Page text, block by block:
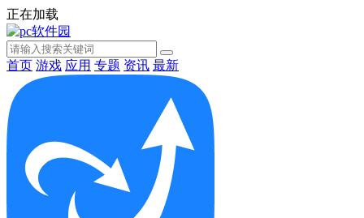
正在加载
首页 游戏 应用 专题 资讯 最新